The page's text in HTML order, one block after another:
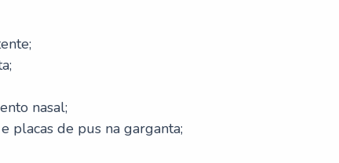
nasal;
placas de pus na garganta;